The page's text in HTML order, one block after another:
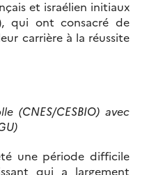
et israélien initiaux
qui ont consacré de
carrière à la réussite
(CNES/CESBIO) avec
une période difficile
qui a largement